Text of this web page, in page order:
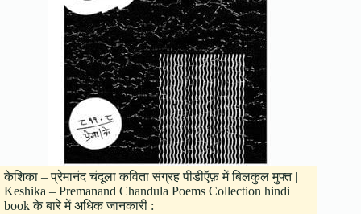
केशिका – प्रेमानंद चंदूला कविता संग्रह पीडीऍफ़ में बिलकुल मुफ्त |
Keshika – Premanand Chandula Poems Collection hindi
book के बारे में अधिक जानकारी :